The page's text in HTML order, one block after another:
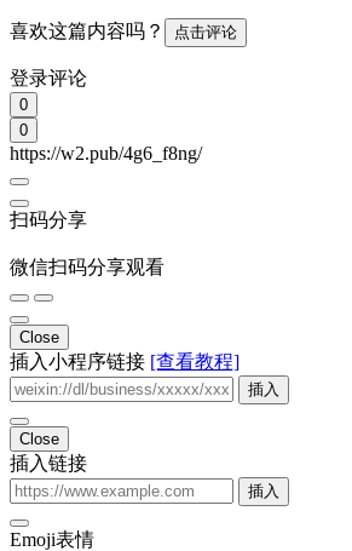
喜欢这篇内容吗？ 点击评论
登录评论
0
0
https://w2.pub/4g6_f8ng/
扫码分享
微信扫码分享观看
Close
插入小程序链接 [查看教程]
插入
Close
插入链接
插入
Emoji表情